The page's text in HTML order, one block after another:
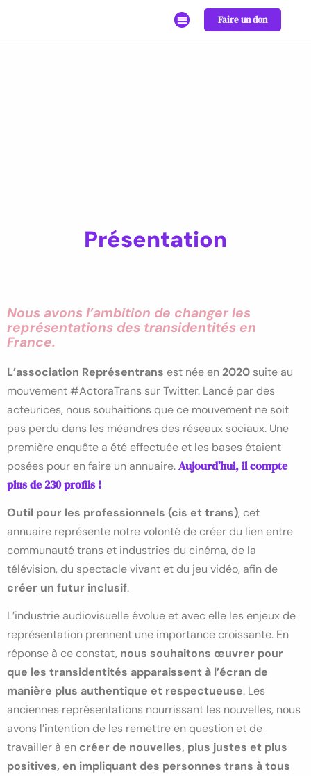
Faire un don
Présentation
Nous avons l’ambition de changer les
représentations des transidentités en
France.
L’association Représentrans est née en2020 suite au
mouvement #ActoraTrans sur Twitter. Lancé par des
acteurices, nous souhaitions que ce mouvement ne soit
pas perdu dans les méandres des réseaux sociaux. Une
première enquête a été effectuée et les bases étaient
posées pour en faire un annuaire.Aujourd’hui, il compte
plus de 230 profils !
Outil pour les professionnels (cis et trans), cet
annuaire représente notre volonté de créer du lien entre
communauté trans et industries du cinéma, de la
télévision, du spectacle vivant et du jeu vidéo, afin de
créer un futur inclusif.
L’industrie audiovisuelle évolue et avec elle les enjeux de
représentation prennent une importance croissante. En
réponse à ce constat, nous souhaitons œuvrer pour
que les transidentités apparaissent à l’écran de
manière plus authentique et respectueuse. Les
anciennes représentations nourrissant les nouvelles, nous
avons l’intention de les remettre en question et de
travailler à en créer de nouvelles, plus justes et plus
positives, en impliquant des personnes trans à tous